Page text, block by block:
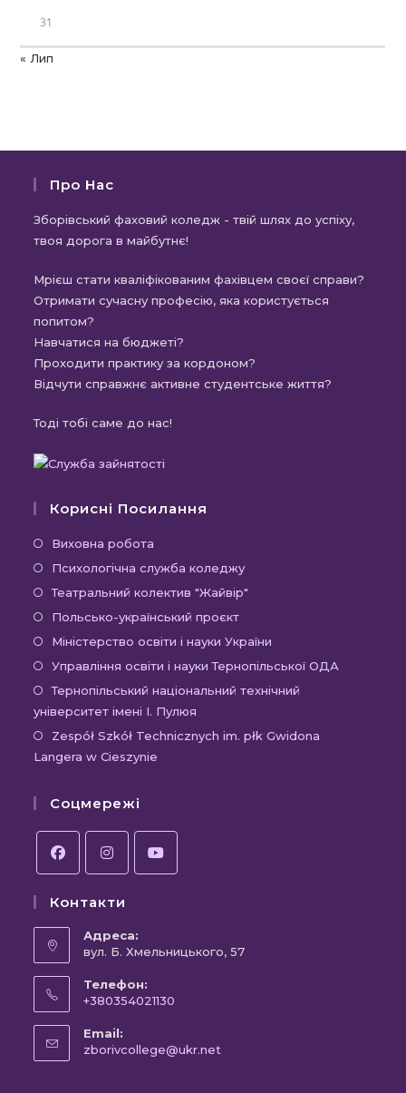
31
« Лип
Про Нас
Зборівський фаховий коледж - твій шлях до успіху,
твоя дорога в майбутнє!
Мрієш стати кваліфікованим фахівцем своєї справи?
Отримати сучасну професію, яка користується
попитом?
Навчатися на бюджеті?
Проходити практику за кордоном?
Відчути справжнє активне студентське життя?
Тоді тобі саме до нас!
Корисні Посилання
Виховна робота
в
новій
вкладці
Психологічна служба коледжуВідкриється
в
вкладці
Театральний колектив "Жайвір"
новій
вкладці
Польсько-український проєктВідкриється
в
новій
вкладці
Міністерство освіти і науки України
в
новій
Управління освіти і науки Тернопільської ОДА
Тернопільський національний технічний
університет імені І. Пулюя
Zespół Szkół Technicznych im. płk Gwidona
Langera w Cieszynie
Соцмережі
в
новій
вкладці
в
новій
вкладцівкладці
Контакти
Адреса:
вул. Б. Хмельницького, 57
Телефон:
+380354021130
у
Email:
zborivcollege@ukr.net